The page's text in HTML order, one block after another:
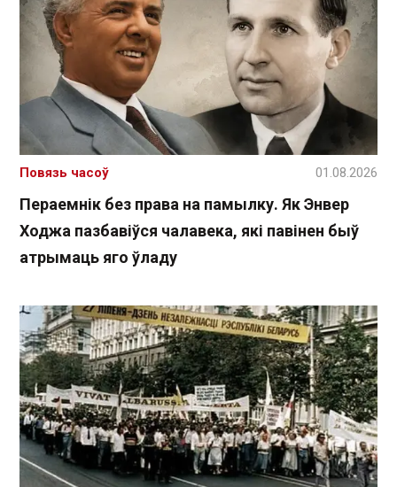
Пераемнік без права на памылку. Як Энвер
Ходжа пазбавіўся чалавека, які павінен быў
атрымаць яго ўладу
Повязь часоў 01.08.2026